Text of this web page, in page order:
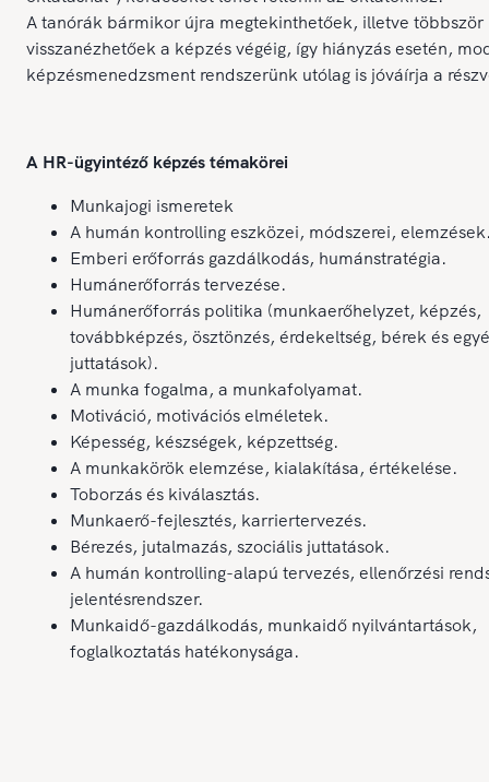
A tanórák bármikor újra megtekinthetőek, illetve többször
visszanézhetőek a képzés végéig, így hiányzás esetén,
képzésmenedzsment rendszerünk utólag is jóváírja a
A HR-ügyintéző képzés témakörei
Munkajogi ismeretek
A humán kontrolling eszközei, módszerei,
Emberi erőforrás gazdálkodás, humánstratégia.
Humánerőforrás tervezése.
Humánerőforrás politika (munkaerőhelyzet, képzés,
továbbképzés, ösztönzés, érdekeltség, bérek és
juttatások).
A munka fogalma, a munkafolyamat.
Motiváció, motivációs elméletek.
Képesség, készségek, képzettség.
A munkakörök elemzése, kialakítása, értékelése.
Toborzás és kiválasztás.
Munkaerő-fejlesztés, karriertervezés.
Bérezés, jutalmazás, szociális juttatások.
A humán kontrolling-alapú tervezés, ellenőrzési
jelentésrendszer.
Munkaidő-gazdálkodás, munkaidő nyilvántartások,
foglalkoztatás hatékonysága.